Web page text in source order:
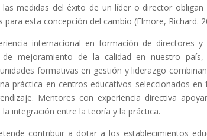
medidas del éxito de un líder o director
para esta concepción del cambio (Elmore, Richard.
internacional en formación de directores
de mejoramiento de la calidad en nuestro
formativas en gestión y liderazgo
práctica en centros educativos seleccionados
Mentores con experiencia directiva
integración entre la teoría y la práctica.
contribuir a dotar a los establecimientos